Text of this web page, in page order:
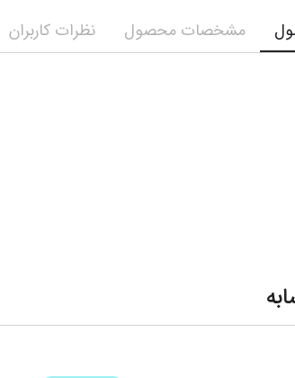
مشخصات محصول نظرات کاربران